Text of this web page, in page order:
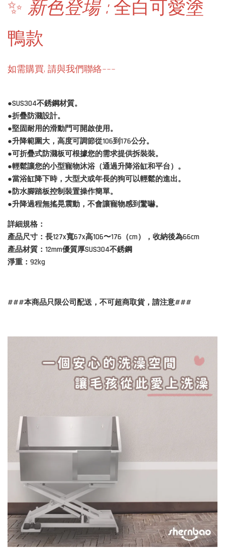
✨ 新色登場 : 全白可愛塗
鴨款
如需購買, 請與我們聯絡~~~
●SUS304不銹鋼材質。
●折疊防濺設計。
●堅固耐用的滑動門可開啟使用。
●升降範圍大，高度可調節從106到176公分。
●可折疊式防濺板可根據您的需求提供拆裝裝。
●輕鬆讓您的小型寵物沐浴（通過升降浴缸和平台）。
●當浴缸降下時，大型犬或年長的狗可以輕鬆的進出。
●防水腳踏板控制裝置操作簡單。
●升降過程無搖晃震動，不會讓寵物感到驚嚇。
詳細規格：
產品尺寸：長127x寬67x高106〜176（cm），收納後為66cm
產品材質：12mm優質厚SUS304不銹鋼
淨重：92kg
###本商品只限公司配送，不可超商取貨，請注意###